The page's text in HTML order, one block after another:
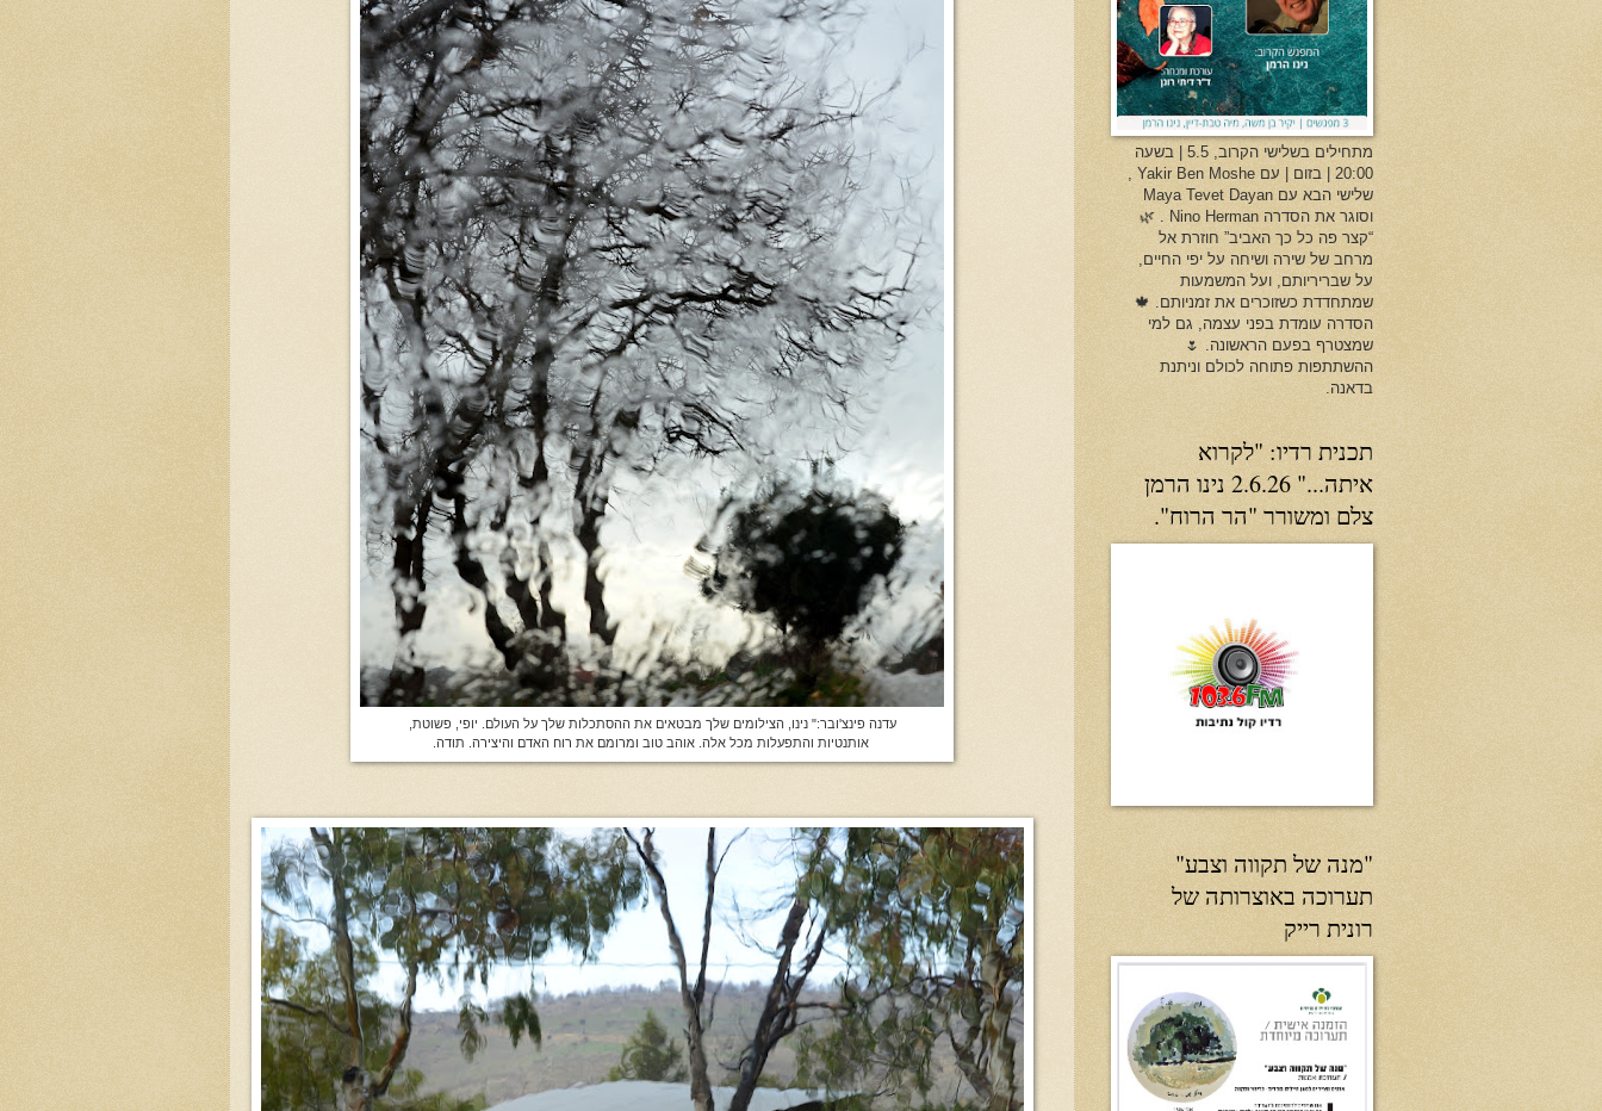
עדנה פינצ'ובר:" נינו, הצילומים שלך מבטאים את ההסתכלות שלך על העולם. יופי, פשוטת,
אותנטיות והתפעלות מכל אלה. אוהב טוב ומרומם את רוח האדם והיצירה. תודה.
מתחילים בשלישי הקרוב, 5.5 | בשעה
20:00 | בזום | עם Yakir Ben Moshe ,
שלישי הבא עם Maya Tevet Dayan
וסוגר את הסדרה Nino Herman . 🌿
“קצר פה כל כך האביב” חוזרת אל
מרחב של שירה ושיחה על יפי החיים,
על שבריריותם, ועל המשמעות
שמתחדדת כשזוכרים את זמניותם. 🍁
הסדרה עומדת בפני עצמה, גם למי
שמצטרף בפעם הראשונה. 🌷
ההשתתפות פתוחה לכולם וניתנת
בדאנה.
תכנית רדיו: "לקרוא
איתה..." 2.6.26 נינו הרמן
צלם ומשורר "הר הרוח".
"מנה של תקווה וצבע"
תערוכה באוצרותה של
רונית רייק